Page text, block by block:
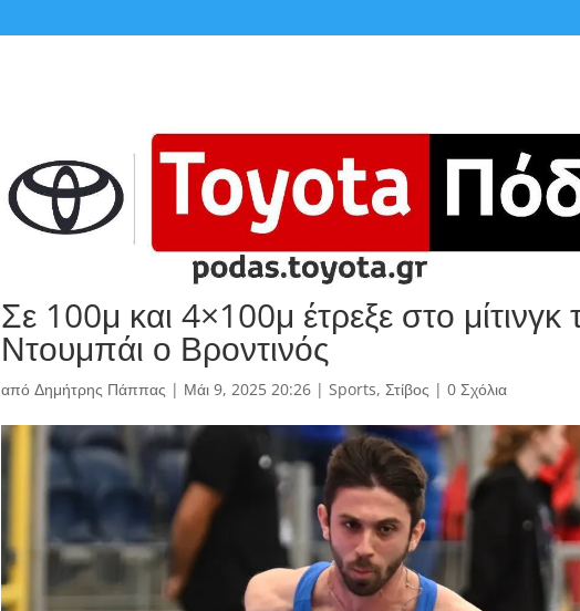
Σε 100μ και 4×100μ έτρεξε στο μίτινγκ
Ντουμπάι ο Βροντινός
από Δημήτρης Πάππας | Μάι 9, 2025 20:26| Sports, Στίβος | 0 Σχόλια